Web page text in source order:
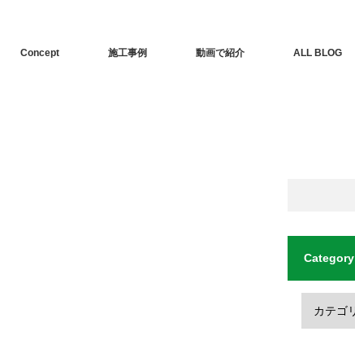
Concept 施工事例 動画で紹介 ALL BLOG
Category